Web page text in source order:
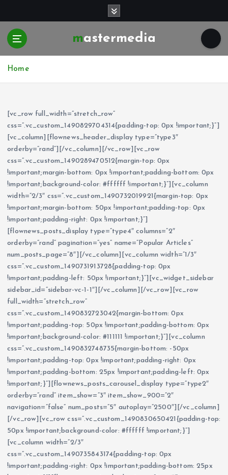
mastermedia
Home
[vc_row full_width=”stretch_row”
css=”.vc_custom_1490829704314{padding-top: 0px !important;}”]
[vc_column][flownews_header_display type=”type3″
orderby=”rand”][/vc_column][/vc_row][vc_row
css=”.vc_custom_1490289470512{margin-top: 0px
!important;margin-bottom: 0px !important;padding-bottom: 0px
!important;background-color: #ffffff !important;}”][vc_column
width=”2/3″ css=”.vc_custom_1490732019921{margin-top: 0px
!important;margin-bottom: 50px !important;padding-top: 0px
!important;padding-right: 0px !important;}”]
[flownews_posts_display type=”type4″ columns=”2″
orderby=”rand” pagination=”yes” name=”Popular Articles”
num_posts_page=”8″][/vc_column][vc_column width=”1/3″
css=”.vc_custom_1490731913728{padding-top: 0px
!important;padding-left: 50px !important;}”][vc_widget_sidebar
sidebar_id=”sidebar-vc-1-1″][/vc_column][/vc_row][vc_row
full_width=”stretch_row”
css=”.vc_custom_1490832723042{margin-bottom: 0px
!important;padding-top: 50px !important;padding-bottom: 0px
!important;background-color: #111111 !important;}”][vc_column
css=”.vc_custom_1490832748735{margin-bottom: -50px
!important;padding-top: 0px !important;padding-right: 0px
!important;padding-bottom: 25px !important;padding-left: 0px
!important;}”][flownews_posts_carousel_display type=”type2″
orderby=”rand” item_show=”3″ item_show_900=”2″
navigation=”false” num_posts=”5″ autoplay=”2500″][/vc_column]
[/vc_row][vc_row css=”.vc_custom_1490830650421{padding-top:
50px !important;background-color: #ffffff !important;}”]
[vc_column width=”2/3″
css=”.vc_custom_1490735843174{padding-top: 0px
!important;padding-right: 0px !important;padding-bottom: 25px